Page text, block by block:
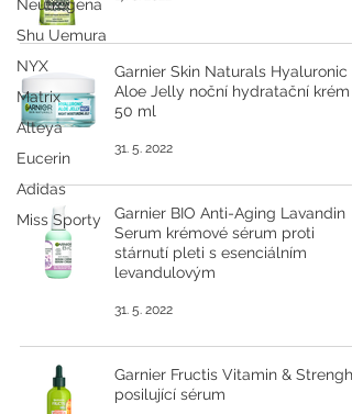
Neutrogena
Shu Uemura
NYX
Matrix
Alteya
Eucerin
Adidas
Miss Sporty
Garnier Skin Naturals Hyaluronic
Aloe Jelly noční hydratační krém
50 ml
31. 5. 2022
Garnier BIO Anti-Aging Lavandin
Serum krémové sérum proti
stárnutí pleti s esenciálním
levandulovým
31. 5. 2022
Garnier Fructis Vitamin & Strenght
posilující sérum